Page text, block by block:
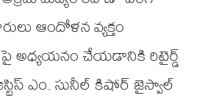
ఆందోళన వ్యక్తం
అధ్యయనం చేయడానికి రిటైర్డ్
ఎం. సునీల్ కిషోర్ జైస్వాల్